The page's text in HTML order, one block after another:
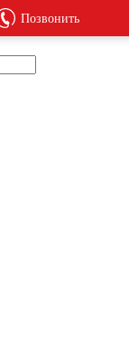
Позвонить